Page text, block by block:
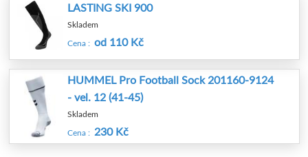
LASTING SKI 900
Skladem
Cena : od 110 Kč
HUMMEL Pro Football Sock 201160-9124
- vel. 12 (41-45)
Skladem
Cena : 230 Kč